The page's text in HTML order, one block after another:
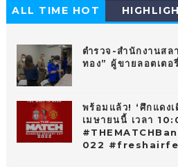
ALL TIME HOT
ตำรวจ-สำนักงานสล
ทอง” ผู้ขายลอตเต
พร้อมแล้ว! ‘ศึกแดง
เมษายนนี้ เวลา
022